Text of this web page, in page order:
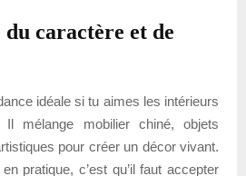
caractère et de
idéale si tu aimes les intérieurs
mélange mobilier chiné, objets
pour créer un décor vivant.
pratique, c’est qu’il faut accepter